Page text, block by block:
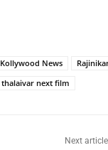
Kollywood News
thalaivar next film
Next article